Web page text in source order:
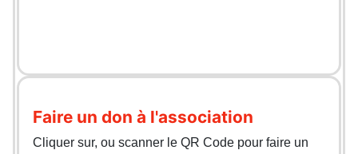
Faire un don à l'association
Cliquer sur, ou scanner le QR Code pour faire un